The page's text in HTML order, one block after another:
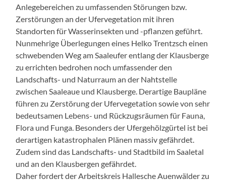
Anlegebereichen zu umfassenden Störungen bzw.
Zerstörungen an der Ufervegetation mit ihren
Standorten für Wasserinsekten und -pflanzen geführt.
Nunmehrige Überlegungen eines Helko Trentzsch einen
schwebenden Weg am Saaleufer entlang der Klausberge
zu errichten bedrohen noch umfassender den
Landschafts- und Naturraum an der Nahtstelle
zwischen Saaleaue und Klausberge. Derartige Baupläne
führen zu Zerstörung der Ufervegetation sowie von sehr
bedeutsamen Lebens- und Rückzugsräumen für Fauna,
Flora und Funga. Besonders der Ufergehölzgürtel ist bei
derartigen katastrophalen Plänen massiv gefährdet.
Zudem sind das Landschafts- und Stadtbild im Saaletal
und an den Klausbergen gefährdet.
Daher fordert der Arbeitskreis Hallesche Auenwälder zu